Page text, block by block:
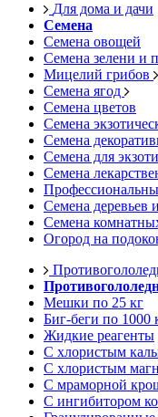
Для дома и дачи
Семена
Семена овощей
Семена зелени и
Мицелий грибов
Семена ягод
Семена цветов
Семена
Семена
Семена для
Семена
Семена деревьев
Семена
Огород на
Мешки по 25 кг
Биг-беги по 1000
Жидкие реагенты
С хлористым
С хлористым
С мраморной
С ингибитором